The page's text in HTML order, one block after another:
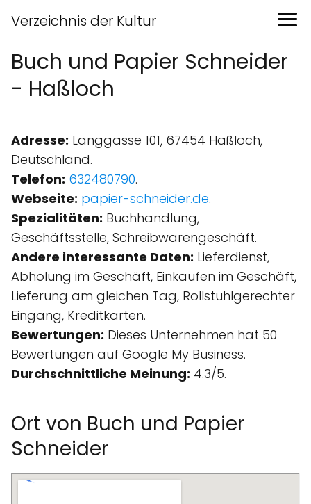
Verzeichnis der Kultur
Buch und Papier Schneider
- Haßloch
Adresse: Langgasse 101, 67454 Haßloch,
Deutschland.
Telefon: 632480790.
Webseite: papier-schneider.de.
Spezialitäten: Buchhandlung,
Geschäftsstelle, Schreibwarengeschäft.
Andere interessante Daten: Lieferdienst,
Abholung im Geschäft, Einkaufen im Geschäft,
Lieferung am gleichen Tag, Rollstuhlgerechter
Eingang, Kreditkarten.
Bewertungen: Dieses Unternehmen hat 50
Bewertungen auf Google My Business.
Durchschnittliche Meinung: 4.3/5.
Ort von Buch und Papier
Schneider